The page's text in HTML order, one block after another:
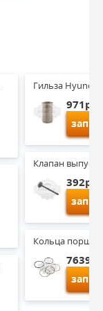
Гильза Hyundai
Клапан
Кольца